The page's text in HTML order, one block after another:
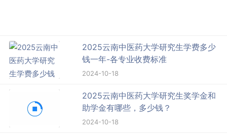
2025云南中医药大学研究生学费多少
钱一年-各专业收费标准
2024-10-18
2025云南中医药大学研究生奖学金和
助学金有哪些，多少钱？
2024-10-18